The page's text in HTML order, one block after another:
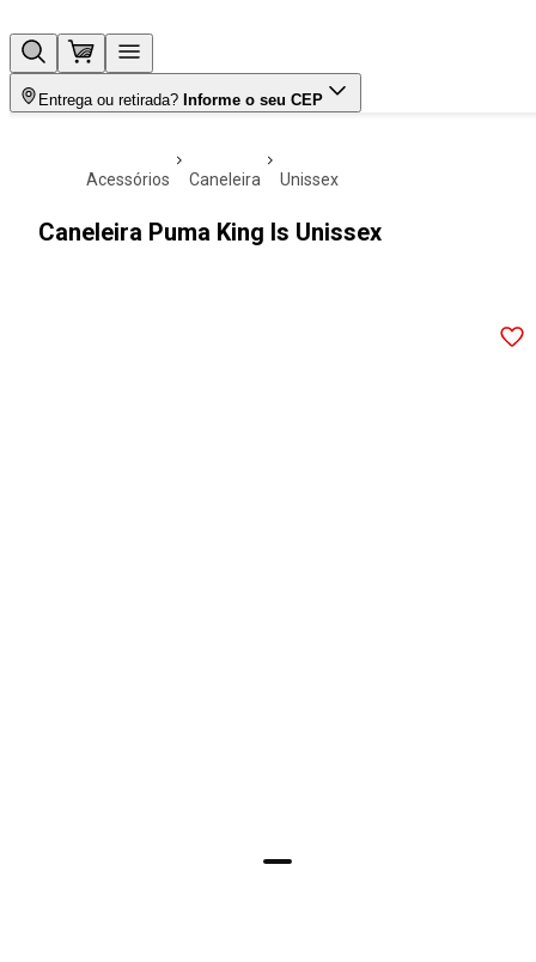
Entrega ou retirada? Informe o seu CEP
acessórios caneleira unissex
Caneleira Puma King Is Unissex